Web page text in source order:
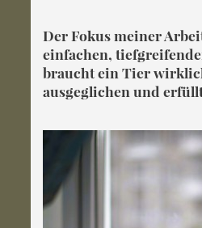
Der Fokus meiner
einfachen,
braucht ein Tier
ausgeglichen und